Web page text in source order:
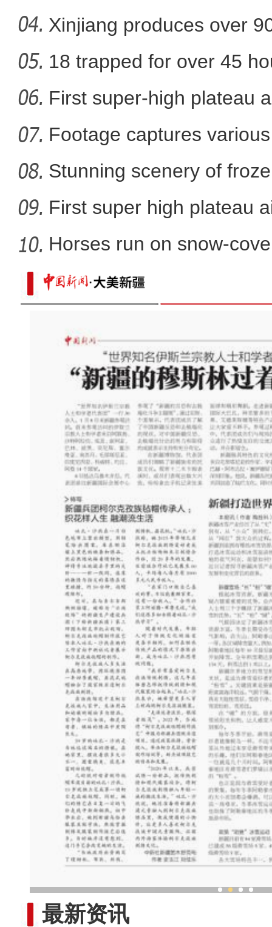
Xinjiang produces over
cotton
18 trapped for over 45
gold
First super-high plateau
Footage captures
in
Stunning scenery of
First super high plateau
Horses run on snow-
生活” 最新资讯